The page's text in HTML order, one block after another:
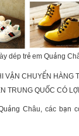
dép trẻ em Quảng
VẬN CHUYỂN HÀNG
TRUNG QUỐC CÓ
Châu, các bạn